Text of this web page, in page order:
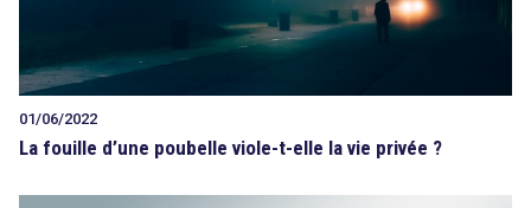
01/06/2022
La fouille d’une poubelle viole-t-elle la vie privée ?